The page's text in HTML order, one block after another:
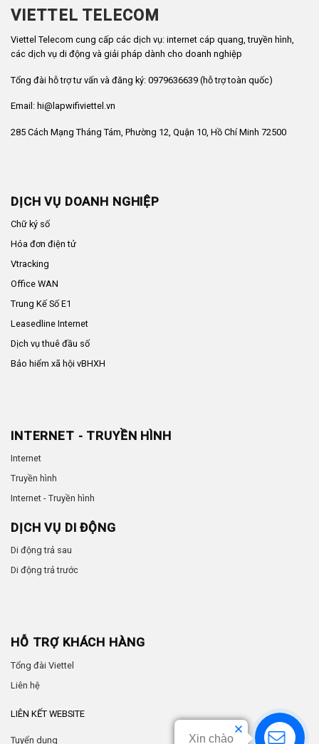
VIETTEL TELECOM
Viettel Telecom cung cấp các dịch vụ: internet cáp quang, truyền hình,
các dịch vụ di động và giải pháp dành cho doanh nghiệp
Tổng đài hỗ trợ tư vấn và đăng ký: 0979636639 (hỗ trợ toàn quốc)
Email: hi@lapwifiviettel.vn
285 Cách Mạng Tháng Tám, Phường 12, Quận 10, Hồ Chí Minh 72500
DỊCH VỤ DOANH NGHIỆP
Chữ ký số
Hóa đơn điện tử
Vtracking
Office WAN
Trung Kế Số E1
Leasedline Internet
Dịch vụ thuê đầu số
Bảo hiểm xã hội vBHXH
INTERNET - TRUYỀN HÌNH
Internet
Truyền hình
Internet - Truyền hình
DỊCH VỤ DI ĐỘNG
Di động trả sau
Di động trả trước
HỖ TRỢ KHÁCH HÀNG
Tổng đài Viettel
Liên hệ
LIÊN KẾT WEBSITE
Tuyển dụng Xin chào